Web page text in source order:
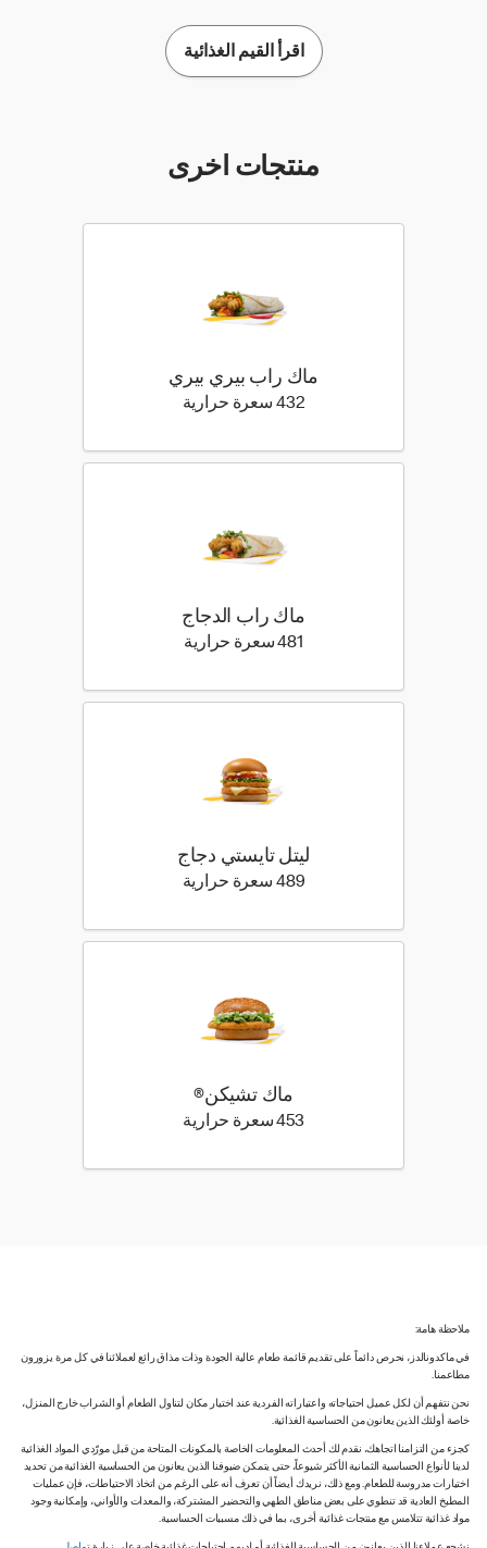
اقرأ القيم الغذائية
منتجات اخرى
ماك راب بيري بيري
432 سعرة حرارية
ماك راب الدجاج
481 سعرة حرارية 481 كيلو سعرة حرارية
ليتل تايستي دجاج
489 سعرة حرارية
ماك تشيكن®
453 سعرة حرارية 453 كيلو سعرة حرارية
ملاحظة هامة:
في ماكدونالدز، نحرص دائماً على تقديم قائمة طعام عالية الجودة وذات مذاق رائع لعملائنا في كل مرة يزورون
مطاعمنا.
نحن نتفهم أن لكل عميل احتياجاته واعتباراته الفردية عند اختيار مكان لتناول الطعام أو الشراب خارج المنزل،
خاصة أولئك الذين يعانون من الحساسية الغذائية.
كجزء من التزامنا اتجاهك، نقدم لك أحدث المعلومات الخاصة بالمكونات المتاحة من قبل مورّدي المواد الغذائية
لدينا لأنواع الحساسية الثمانية الأكثر شيوعاً، حتى يتمكن ضيوفنا الذين يعانون من الحساسية الغذائية من تحديد
اختيارات مدروسة للطعام. ومع ذلك، نريدك أيضاً أن تعرف أنه على الرغم من اتخاذ الاحتياطات، فإن عمليات
المطبخ العادية قد تنطوي على بعض مناطق الطهي والتحضير المشتركة، والمعدات والأواني، وإمكانية وجود
مواد غذائية تتلامس مع منتجات غذائية أخرى، بما في ذلك مسببات الحساسية.